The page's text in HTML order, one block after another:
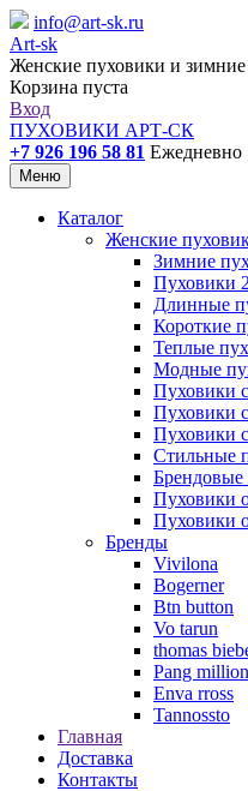
info@art-sk.ru
Art-sk
Женские пуховики и зимние
Корзина пуста
Вход
ПУХОВИКИ АРТ-СК
+7 926 196 58 81 Ежедневно
Меню
Каталог
Женские
Зимние
Пуховики
Длинные
Короткие
Теплые
Модные
Пуховики
Пуховики
Пуховики
Стильные
Брендовые
Пуховики
Пуховики
Бренды
Vivilona
Bogerner
Btn button
Vo tarun
thomas
Pang million
Enva rross
Tannossto
Главная
Доставка
Контакты